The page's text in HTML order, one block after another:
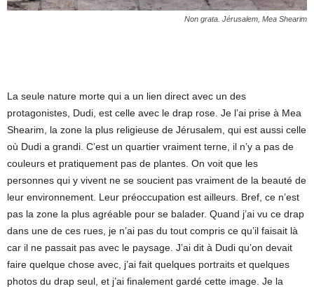
Non grata. Jérusalem, Mea Shearim
La seule nature morte qui a un lien direct avec un des
protagonistes, Dudi, est celle avec le drap rose. Je l’ai prise à Mea
Shearim, la zone la plus religieuse de Jérusalem, qui est aussi celle
où Dudi a grandi. C’est un quartier vraiment terne, il n’y a pas de
couleurs et pratiquement pas de plantes. On voit que les
personnes qui y vivent ne se soucient pas vraiment de la beauté de
leur environnement. Leur préoccupation est ailleurs. Bref, ce n’est
pas la zone la plus agréable pour se balader. Quand j’ai vu ce drap
dans une de ces rues, je n’ai pas du tout compris ce qu’il faisait là
car il ne passait pas avec le paysage. J’ai dit à Dudi qu’on devait
faire quelque chose avec, j’ai fait quelques portraits et quelques
photos du drap seul, et j’ai finalement gardé cette image. Je la